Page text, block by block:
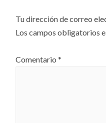
Tu dirección de correo
Los campos obligatorios
Comentario*